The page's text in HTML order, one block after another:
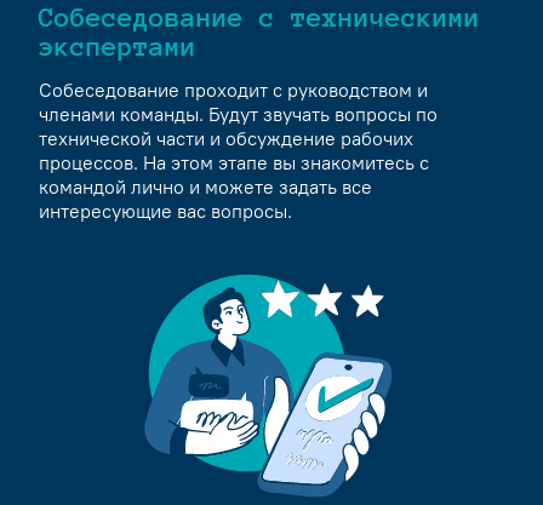
Собеседование с техническими
экспертами
Собеседование проходит с руководством и
членами команды. Будут звучать вопросы по
технической части и обсуждение рабочих
процессов. На этом этапе вы знакомитесь с
командой лично и можете задать все
интересующие вас вопросы.